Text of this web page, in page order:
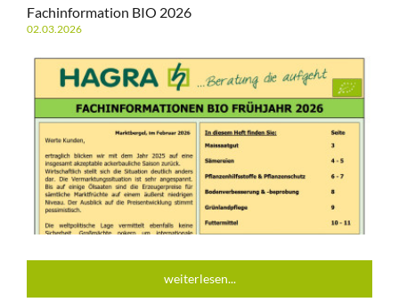
Fachinformation BIO 2026
02.03.2026
weiterlesen...